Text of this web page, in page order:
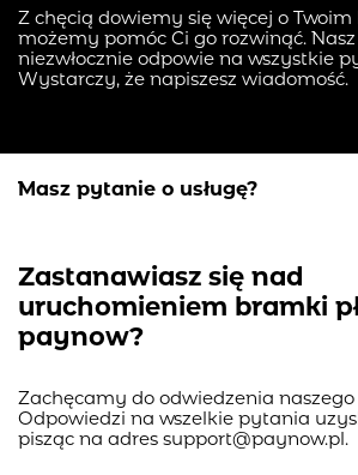
Z chęcią dowiemy się więcej o Twoim
możemy pomóc Ci go rozwinąć. Nasz
niezwłocznie odpowie na wszystkie
Wystarczy, że napiszesz wiadomość.
Masz pytanie o usługę?
Zastanawiasz się nad
uruchomieniem bramki
paynow?
Zachęcamy do odwiedzenia naszego
Odpowiedzi na wszelkie pytania
pisząc na adres support@paynow.pl.